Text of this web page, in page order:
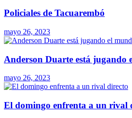
Policiales de Tacuarembó
mayo 26, 2023
Anderson Duarte está jugando
mayo 26, 2023
El domingo enfrenta a un rival